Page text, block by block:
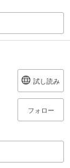
試し読み
フォロー